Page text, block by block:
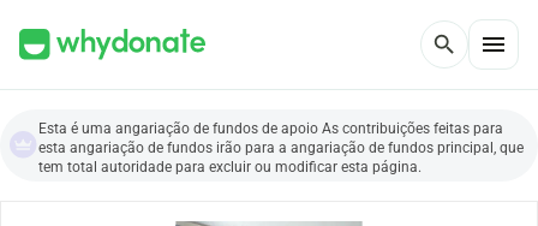
search menu
Esta é uma angariação de fundos de apoio As contribuições feitas para
esta angariação de fundos irão para a angariação de fundos principal, que
tem total autoridade para excluir ou modificar esta página.